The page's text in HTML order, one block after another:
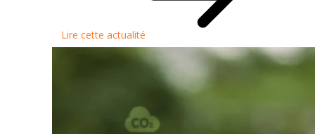
Lire cette actualité